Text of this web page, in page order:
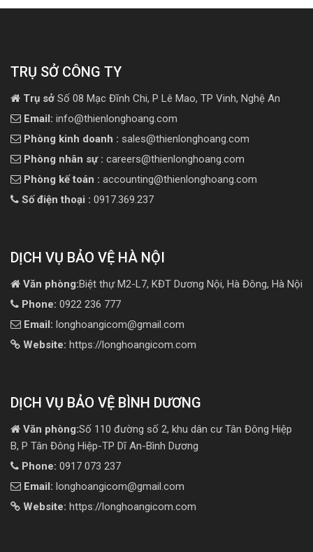
TRỤ SỞ CÔNG TY
Trụ sở Số 08 Mạc Đĩnh Chi, P Lê Mao, TP Vinh, Nghệ An
Email: info@thienlonghoang.com
Phòng kinh doanh : sales@thienlonghoang.com
Phòng nhân sự : careers@thienlonghoang.com
Phòng kế toán : accounting@thienlonghoang.com
Số điện thoại : 0917.369.237
DỊCH VỤ BẢO VỆ HÀ NỘI
Văn phòng:Biệt thự M2-L7, KĐT Dương Nội, Hà Đông, Hà Nội
Phone: 0922 236 777
Email: longhoangicom@gmail.com
Website: https://longhoangicom.com
DỊCH VỤ BẢO VỆ BÌNH DƯƠNG
Văn phòng:Số 110 đường số 2, khu dân cư Tân Đông Hiệp
B, P Tân Đông Hiệp-TP Dĩ An-Bình Dương
Phone: 0917 073 237
Email: longhoangicom@gmail.com
Website: https://longhoangicom.com